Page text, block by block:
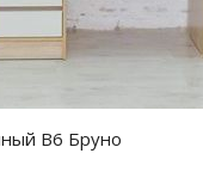
В6 Бруно